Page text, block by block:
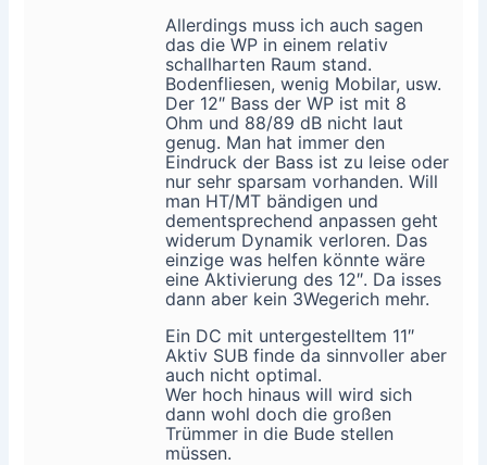
Allerdings muss ich auch sagen
das die WP in einem relativ
schallharten Raum stand.
Bodenfliesen, wenig Mobilar, usw.
Der 12″ Bass der WP ist mit 8
Ohm und 88/89 dB nicht laut
genug. Man hat immer den
Eindruck der Bass ist zu leise oder
nur sehr sparsam vorhanden. Will
man HT/MT bändigen und
dementsprechend anpassen geht
widerum Dynamik verloren. Das
einzige was helfen könnte wäre
eine Aktivierung des 12″. Da isses
dann aber kein 3Wegerich mehr.
Ein DC mit untergestelltem 11″
Aktiv SUB finde da sinnvoller aber
auch nicht optimal.
Wer hoch hinaus will wird sich
dann wohl doch die großen
Trümmer in die Bude stellen
müssen.